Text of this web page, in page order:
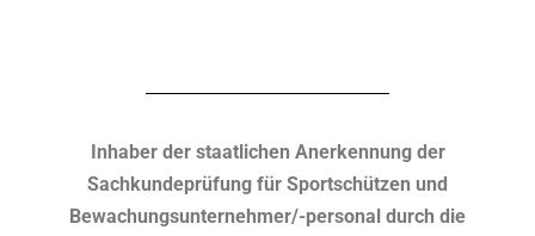
Inhaber der staatlichen Anerkennung der
Sachkundeprüfung für Sportschützen und
Bewachungsunternehmer/-personal durch die